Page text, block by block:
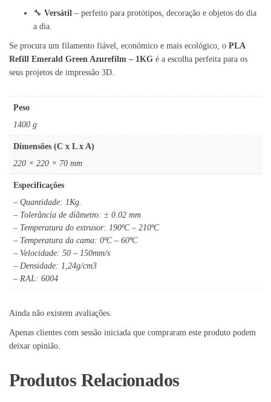
🔧 Versátil – perfeito para protótipos, decoração e objetos do dia
a dia.
Se procura um filamento fiável, económico e mais ecológico, o PLA
Refill Emerald Green Azurefilm – 1KG é a escolha perfeita para os
seus projetos de impressão 3D.
Peso
1400 g
Dimensões (C x L x A)
220 × 220 × 70 mm
Especificações
– Quantidade: 1Kg.
– Tolerância de diâmetro: ± 0.02 mm
– Temperatura do extrusor: 190ºC – 210ºC
– Temperatura da cama: 0ºC – 60ºC
– Velocidade: 50 – 150mm/s
– Densidade: 1,24g/cm3
– RAL: 6004
Ainda não existem avaliações.
Apenas clientes com sessão iniciada que compraram este produto podem
deixar opinião.
Produtos Relacionados